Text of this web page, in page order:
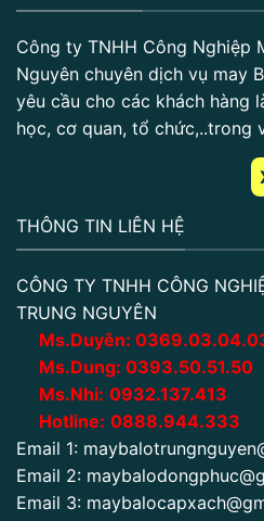
Công ty TNHH Công Nghiệp
Nguyên chuyên dịch vụ may
yêu cầu cho các khách hàng
học, cơ quan, tổ chức,..trong
THÔNG TIN LIÊN HỆ
CÔNG TY TNHH CÔNG
TRUNG NGUYÊN
Ms.Duyên: 0
Ms.Dung: 0393.50.51.50
Ms.Nhi: 0932.137.413
Hotline: 0888.944.333
Email 1:
Email 2:
Email 3: